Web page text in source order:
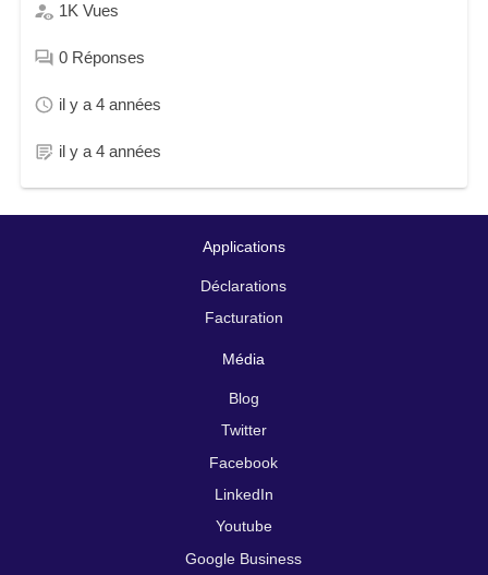
1K Vues
0Réponses
il y a 4 années
il y a 4 années
Applications
Déclarations
Facturation
Média
Blog
Twitter
Facebook
LinkedIn
Youtube
Google Business